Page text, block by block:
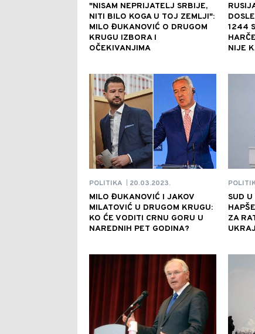
"NISAM NEPRIJATELJ SRBIJE,
NITI BILO KOGA U TOJ ZEMLJI":
MILO ĐUKANOVIĆ O DRUGOM
KRUGU IZBORA I
OČEKIVANJIMA
1244
NIJE
POLITIKA 20.03.2023.
MILO ĐUKANOVIĆ I JAKOV
MILATOVIĆ U DRUGOM KRUGU:
KO ĆE VODITI CRNU GORU U
NAREDNIH PET GODINA?
SUD
ZA